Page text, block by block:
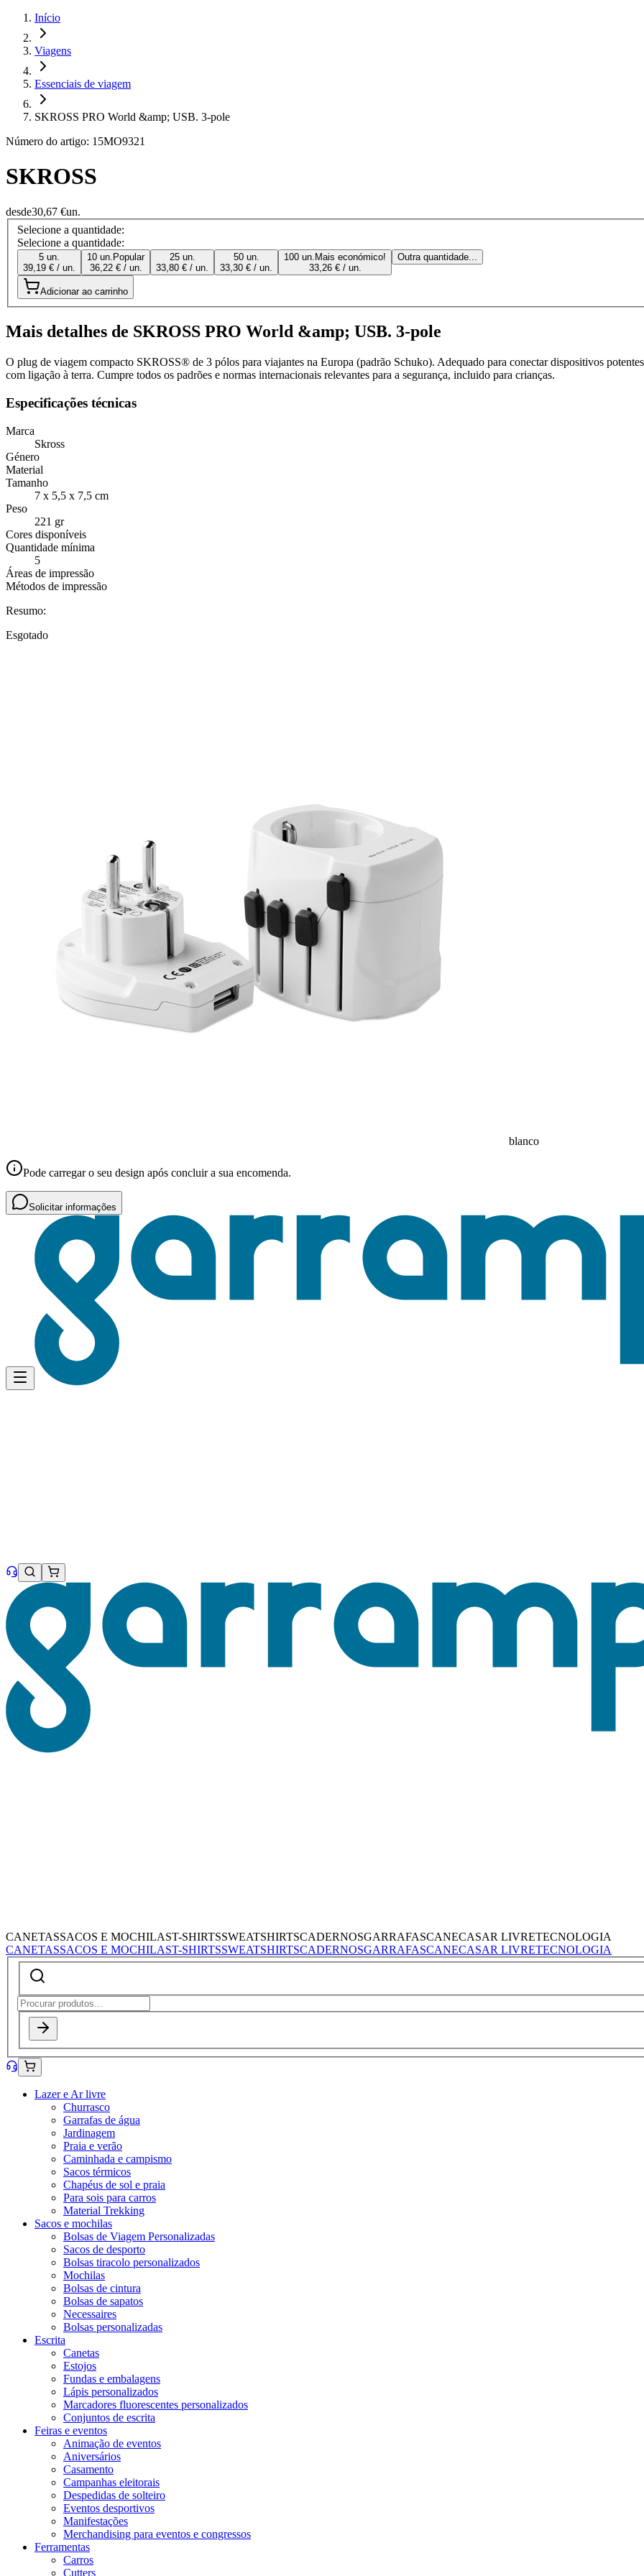
Início
Viagens
Essenciais de viagem
SKROSS PRO World &amp; USB. 3-pole
Número do artigo: 15MO9321
SKROSS
desde30,67 €un.
Selecione a quantidade:
Selecione a quantidade:
5 un.
39,19 € / un.
10 un. Popular
36,22 € / un.
25 un.
33,80 € / un.
50 un.
33,30 € / un.
100 un. Mais económico!
33,26 € / un.
Outra quantidade...
Adicionar ao carrinho
Mais detalhes de SKROSS PRO World &amp; USB. 3-pole
O plug de viagem compacto SKROSS® de 3 pólos para viajantes na Europa (padrão Schuko). Adequado para conectar dispositivos
com ligação à terra. Cumpre todos os padrões e normas internacionais relevantes para a segurança, incluido para crianças.
Especificações técnicas
Marca
Skross
Género
Material
Tamanho
7 x 5,5 x 7,5 cm
Peso
221 gr
Cores disponíveis
Quantidade mínima
5
Áreas de impressão
Métodos de impressão
Resumo:
Esgotado
blanco
Pode carregar o seu design após concluir a sua encomenda.
Solicitar informações
CANETASSACOS E MOCHILAST-SHIRTSSWEATSHIRTSCADERNOSGARRAFASCANECASAR LIVRETECNOLOGIA
CANETASSACOS E MOCHILAST-SHIRTSSWEATSHIRTSCADERNOSGARRAFASCANECASAR LIVRETECNOLOGIA
Lazer e Ar livre
Churrasco
Garrafas de água
Jardinagem
Praia e verão
Caminhada e campismo
Sacos térmicos
Chapéus de sol e praia
Para sois para carros
Material Trekking
Sacos e mochilas
Bolsas de Viagem Personalizadas
Sacos de desporto
Bolsas tiracolo personalizados
Mochilas
Bolsas de cintura
Bolsas de sapatos
Necessaires
Bolsas personalizadas
Escrita
Canetas
Estojos
Fundas e embalagens
Lápis personalizados
Marcadores fluorescentes personalizados
Conjuntos de escrita
Feiras e eventos
Animação de eventos
Aniversários
Casamento
Campanhas eleitorais
Despedidas de solteiro
Eventos desportivos
Manifestações
Merchandising para eventos e congressos
Ferramentas
Carros
Cutters